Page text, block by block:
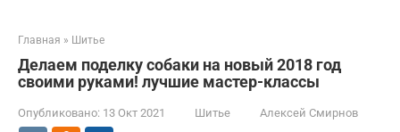
Главная » Шитье
Делаем поделку собаки на новый 2018 год
своими руками! лучшие мастер-классы
Опубликовано: 13 Окт 2021 Шитье Алексей Смирнов